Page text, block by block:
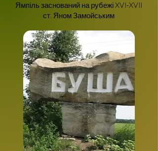
Ямпіль заснований на рубежі XVI-XVII
ст. Яном Замойським